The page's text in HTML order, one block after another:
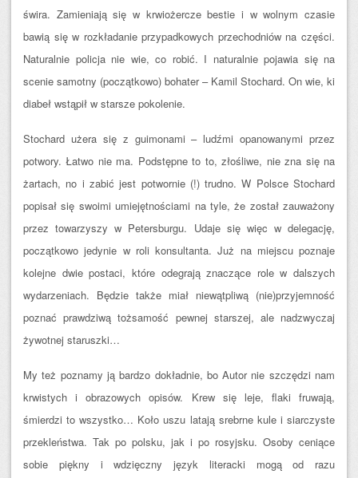
świra. Zamieniają się w krwiożercze bestie i w wolnym czasie
bawią się w rozkładanie przypadkowych przechodniów na części.
Naturalnie policja nie wie, co robić. I naturalnie pojawia się na
scenie samotny (początkowo) bohater – Kamil Stochard. On wie, ki
diabeł wstąpił w starsze pokolenie.
Stochard użera się z guimonami – ludźmi opanowanymi przez
potwory. Łatwo nie ma. Podstępne to to, złośliwe, nie zna się na
żartach, no i zabić jest potwornie (!) trudno. W Polsce Stochard
popisał się swoimi umiejętnościami na tyle, że został zauważony
przez towarzyszy w Petersburgu. Udaje się więc w delegację,
początkowo jedynie w roli konsultanta. Już na miejscu poznaje
kolejne dwie postaci, które odegrają znaczące role w dalszych
wydarzeniach. Będzie także miał niewątpliwą (nie)przyjemność
poznać prawdziwą tożsamość pewnej starszej, ale nadzwyczaj
żywotnej staruszki…
My też poznamy ją bardzo dokładnie, bo Autor nie szczędzi nam
krwistych i obrazowych opisów. Krew się leje, flaki fruwają,
śmierdzi to wszystko… Koło uszu latają srebrne kule i siarczyste
przekleństwa. Tak po polsku, jak i po rosyjsku. Osoby ceniące
sobie piękny i wdzięczny język literacki mogą od razu